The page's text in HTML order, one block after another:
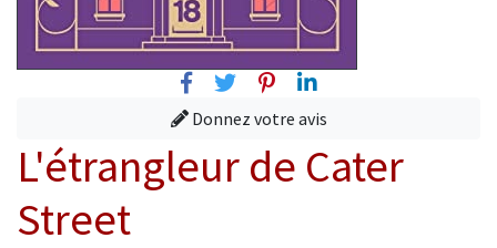
FacebookTwitterPinterest
Linkedin
Donnez votre avis
L'étrangleur de Cater
Street